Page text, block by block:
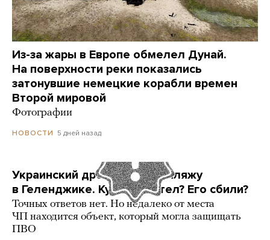
Из-за жары в Европе обмелел Дунай.
На поверхности реки показались
затонувшие немецкие корабли времен
Второй мировой
Фотографии
НОВОСТИ 5 дней назад
Украинский дрон попал по пляжу
в Геленджике. Куда он летел? Его сбили?
Точных ответов нет. Но недалеко от места
ЧП находится объект, который могла защищать
ПВО